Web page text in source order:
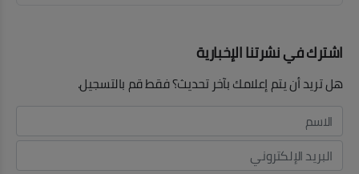
اشترك في نشرتنا الإخبارية
هل تريد أن يتم إعلامك بآخر تحديث؟ فقط قم بالتسجيل.